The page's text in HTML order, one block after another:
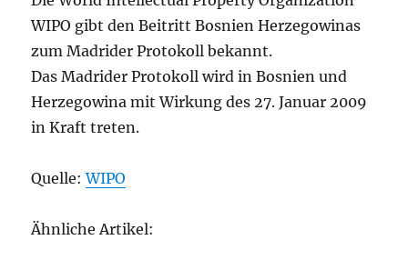
WIPO gibt den Beitritt Bosnien Herzegowinas
zum Madrider Protokoll bekannt.
Das Madrider Protokoll wird in Bosnien und
Herzegowina mit Wirkung des 27. Januar 2009
in Kraft treten.
Quelle:WIPO
Ähnliche Artikel: